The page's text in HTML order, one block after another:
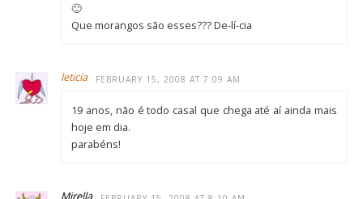
🙂
Que morangos são esses??? De-lí-cia
leticia FEBRUARY 15, 2008 AT 7:09 AM
19 anos, não é todo casal que chega até aí ainda mais
hoje em dia.
parabéns!